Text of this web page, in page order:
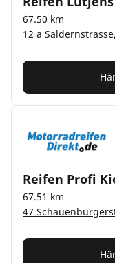
67.50 km
12 a
Reifen Profi
67.51 km
47